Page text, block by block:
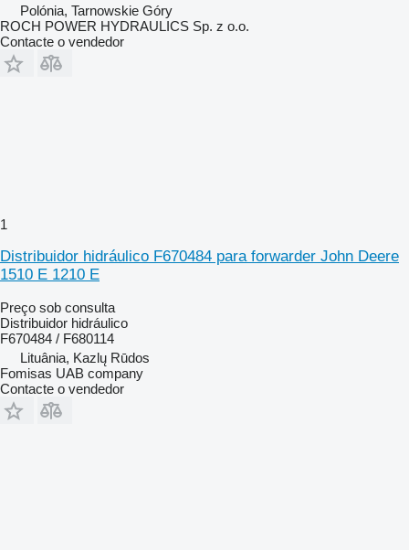
Polónia, Tarnowskie Góry
ROCH POWER HYDRAULICS Sp. z o.o.
Contacte o vendedor
1
Distribuidor hidráulico F670484 para forwarder John Deere
1510 E 1210 E
Preço sob consulta
Distribuidor hidráulico
F670484 / F680114
Lituânia, Kazlų Rūdos
Fomisas UAB company
Contacte o vendedor